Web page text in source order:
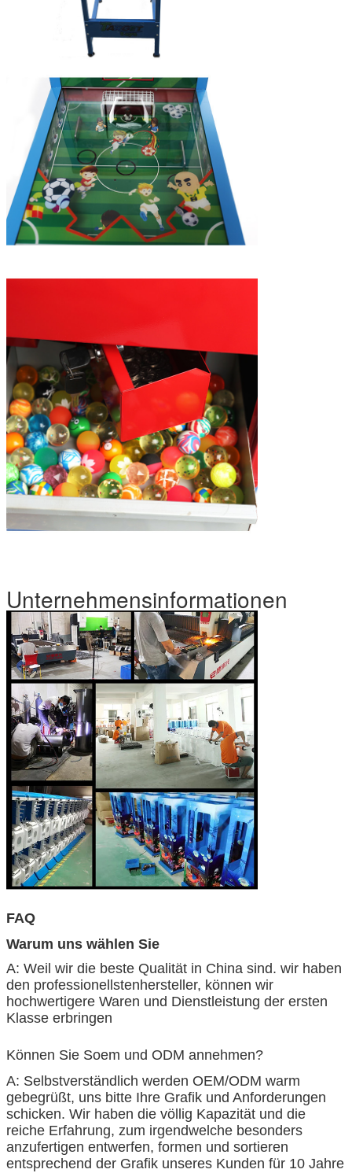
Unternehmensinformationen
FAQ
Warum uns wählen Sie
A: Weil wir die beste Qualität in China sind. wir haben
den professionellstenhersteller, können wir
hochwertigere Waren und Dienstleistung der ersten
Klasse erbringen
Können Sie Soem und ODM annehmen?
A: Selbstverständlich werden OEM/ODM warm
gebegrüßt, uns bitte Ihre Grafik und Anforderungen
schicken. Wir haben die völlig Kapazität und die
reiche Erfahrung, zum irgendwelche besonders
anzufertigen entwerfen, formen und sortieren
entsprechend der Grafik unseres Kunden für 10 Jahre